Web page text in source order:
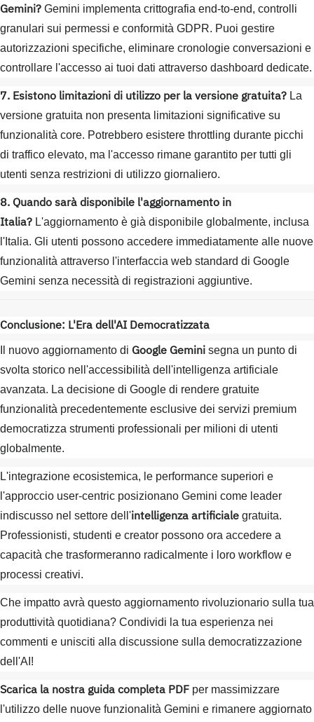
Gemini? Gemini implementa crittografia end-to-end, controlli
granulari sui permessi e conformità GDPR. Puoi gestire
autorizzazioni specifiche, eliminare cronologie conversazioni e
controllare l'accesso ai tuoi dati attraverso dashboard dedicate.
7. Esistono limitazioni di utilizzo per la versione gratuita? La
versione gratuita non presenta limitazioni significative su
funzionalità core. Potrebbero esistere throttling durante picchi
di traffico elevato, ma l'accesso rimane garantito per tutti gli
utenti senza restrizioni di utilizzo giornaliero.
8. Quando sarà disponibile l'aggiornamento in
Italia? L'aggiornamento è già disponibile globalmente, inclusa
l'Italia. Gli utenti possono accedere immediatamente alle nuove
funzionalità attraverso l'interfaccia web standard di Google
Gemini senza necessità di registrazioni aggiuntive.
Conclusione: L'Era dell'AI Democratizzata
Il nuovo aggiornamento di Google Gemini segna un punto di
svolta storico nell'accessibilità dell'intelligenza artificiale
avanzata. La decisione di Google di rendere gratuite
funzionalità precedentemente esclusive dei servizi premium
democratizza strumenti professionali per milioni di utenti
globalmente.
L'integrazione ecosistemica, le performance superiori e
l'approccio user-centric posizionano Gemini come leader
indiscusso nel settore dell'intelligenza artificiale gratuita.
Professionisti, studenti e creator possono ora accedere a
capacità che trasformeranno radicalmente i loro workflow e
processi creativi.
Che impatto avrà questo aggiornamento rivoluzionario sulla tua
produttività quotidiana? Condividi la tua esperienza nei
commenti e unisciti alla discussione sulla democratizzazione
dell'AI!
Scarica la nostra guida completa PDF per massimizzare
l'utilizzo delle nuove funzionalità Gemini e rimanere aggiornato